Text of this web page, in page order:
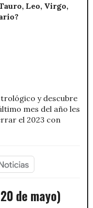
Leo, Virgo,
y descubre
mes del año les
el 2023 con
de mayo)